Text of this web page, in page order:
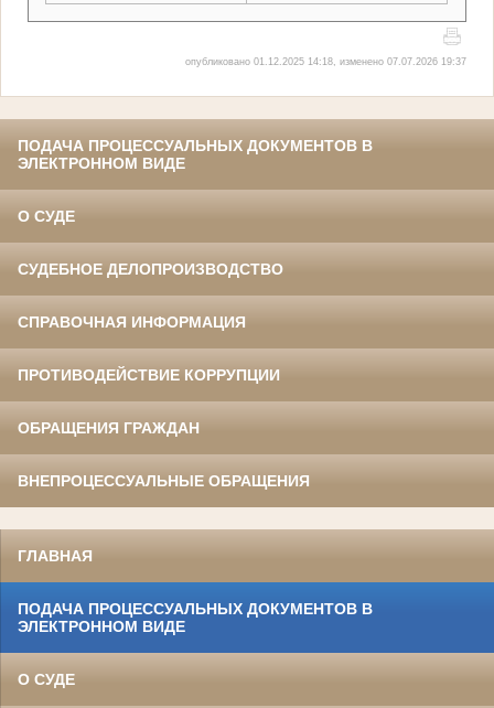
опубликовано 01.12.2025 14:18, изменено 07.07.2026 19:37
ПОДАЧА ПРОЦЕССУАЛЬНЫХ ДОКУМЕНТОВ В
ЭЛЕКТРОННОМ ВИДЕ
О СУДЕ
СУДЕБНОЕ ДЕЛОПРОИЗВОДСТВО
СПРАВОЧНАЯ ИНФОРМАЦИЯ
ПРОТИВОДЕЙСТВИЕ КОРРУПЦИИ
ОБРАЩЕНИЯ ГРАЖДАН
ВНЕПРОЦЕССУАЛЬНЫЕ ОБРАЩЕНИЯ
ГЛАВНАЯ
ПОДАЧА ПРОЦЕССУАЛЬНЫХ ДОКУМЕНТОВ В
ЭЛЕКТРОННОМ ВИДЕ
О СУДЕ